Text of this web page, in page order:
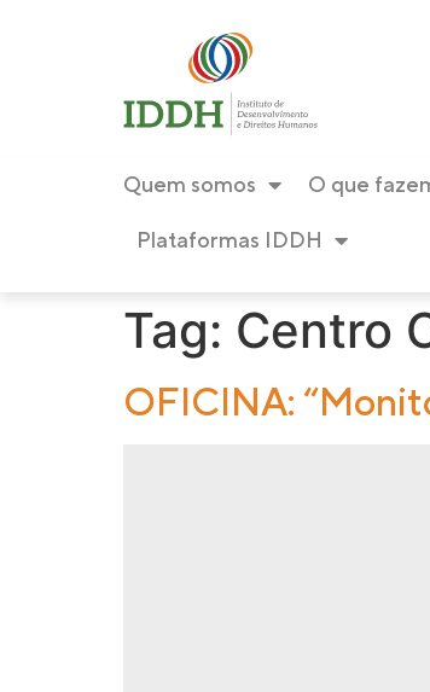
Quem somos O que
Plataformas IDDH
Tag: Centro
OFICINA: